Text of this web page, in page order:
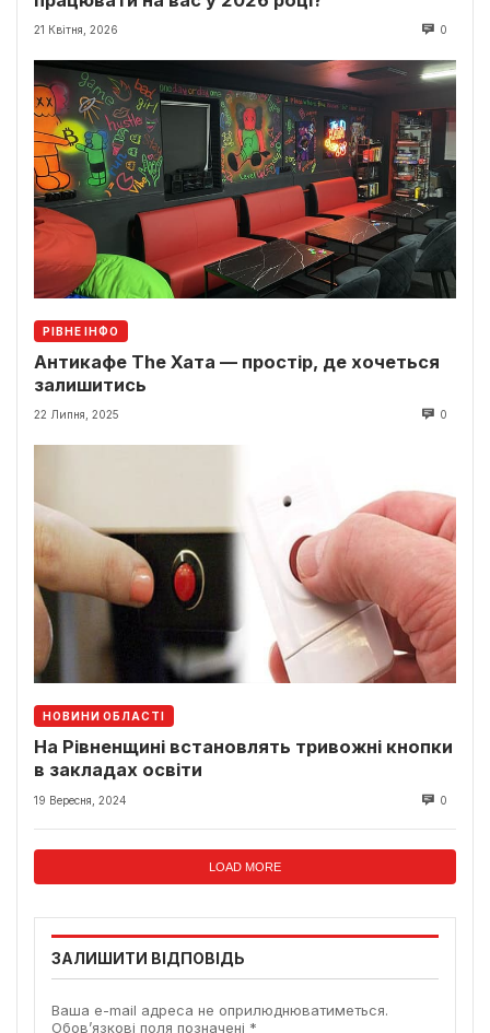
21 Квітня, 2026 0
РІВНЕ ІНФО
Антикафе The Хата — простір, де хочеться
залишитись
22 Липня, 2025 0
НОВИНИ ОБЛАСТІ
На Рівненщині встановлять тривожні кнопки
в закладах освіти
19 Вересня, 2024 0
LOAD MORE
ЗАЛИШИТИ ВІДПОВІДЬ
Ваша e-mail адреса не оприлюднюватиметься.
Обов’язкові поля позначені *